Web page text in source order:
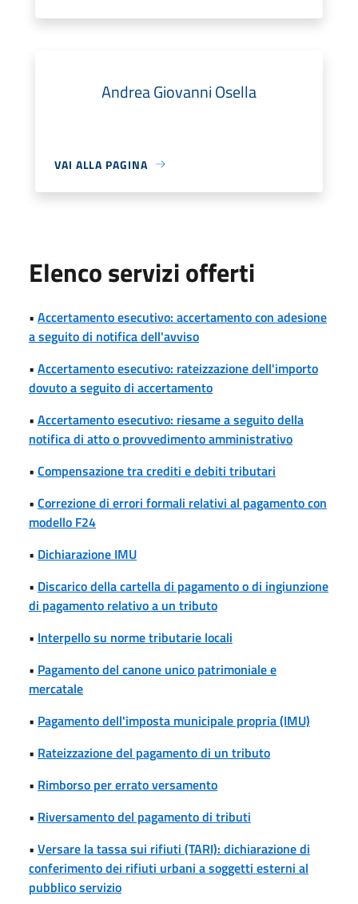
Andrea Giovanni Osella
VAI ALLA PAGINA
Elenco servizi offerti
• Accertamento esecutivo: accertamento con adesione
a seguito di notifica dell'avviso
• Accertamento esecutivo: rateizzazione dell'importo
dovuto a seguito di accertamento
• Accertamento esecutivo: riesame a seguito della
notifica di atto o provvedimento amministrativo
• Compensazione tra crediti e debiti tributari
• Correzione di errori formali relativi al pagamento con
modello F24
• Dichiarazione IMU
• Discarico della cartella di pagamento o di ingiunzione
di pagamento relativo a un tributo
• Interpello su norme tributarie locali
• Pagamento del canone unico patrimoniale e
mercatale
• Pagamento dell'imposta municipale propria (IMU)
• Rateizzazione del pagamento di un tributo
• Rimborso per errato versamento
• Riversamento del pagamento di tributi
• Versare la tassa sui rifiuti (TARI): dichiarazione di
conferimento dei rifiuti urbani a soggetti esterni al
pubblico servizio